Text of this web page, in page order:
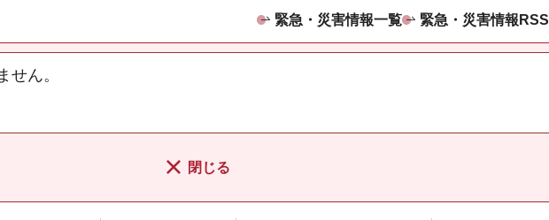
緊急・災害情報一覧 緊急・災害情報RSS
せん。
閉じる